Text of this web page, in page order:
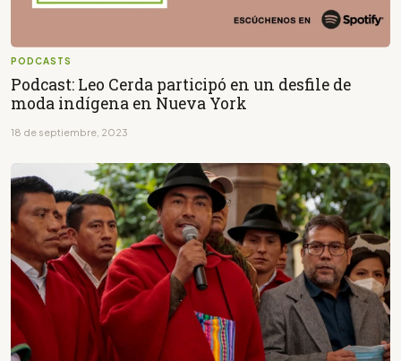
PODCASTS
Podcast: Leo Cerda participó en un desfile de
moda indígena en Nueva York
18 de septiembre, 2023